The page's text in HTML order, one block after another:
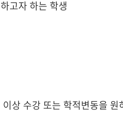
고자 하는 학생
상 수강 또는 학적변동을